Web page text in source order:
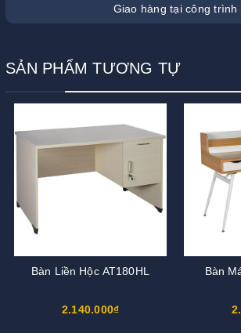
Giao hàng tại công trình
SẢN PHẨM TƯƠNG TỰ
Bàn Liền Hộc AT180HL
2.140.000₫
Bàn